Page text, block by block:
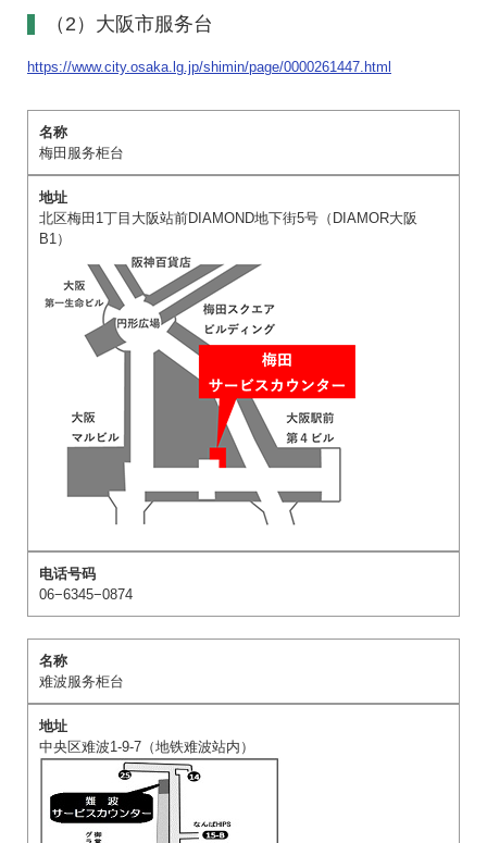
（2）大阪市服务台
https://www.city.osaka.lg.jp/shimin/page/0000261447.html
梅田服务柜台
北区梅田1丁目大阪站前DIAMOND地下街5号（DIAMOR大阪
B1）
06−6345−0874
难波服务柜台
中央区难波1-9-7（地铁难波站内）